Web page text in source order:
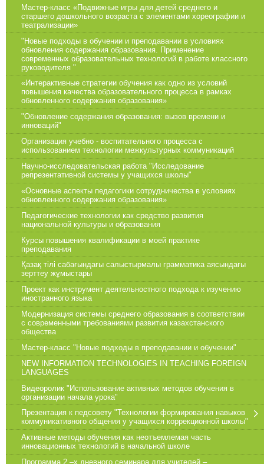
Мастер-класс «Подвижные игры для детей среднего и
старшего дошкольного возраста с элементами хореографии и
театрализации»
"Новые подходы в обучении и преподавании в условиях
обновления содержания образования. Применение
современных образовательных технологий в работе классного
руководителя "
«Интерактивные стратегии обучения как одно из условий
повышения качества образовательного процесса в рамках
обновленного содержания образования»
"Обновление содержания образования: вызов времени и
инноваций"
Организация учебно - воспитательного процесса с
использованием технологии межкультурных коммуникаций
Научно-исследовательская работа "Исследование
репрезентативной системы у учащихся школы"
«Основные аспекты педагогики сотрудничества в условиях
обновленного содержания образования»
Педагогические технологии как средство развития
национальной культуры и образования
Курсы повышения квалификации в моей практике
преподавания
Қазақ тілі сабағындағы салыстырмалы грамматика аясындағы
зерттеу жұмыстары
Проект как инструмент деятельностного подхода к изучению
иностранного языка
Модернизация системы среднего образования в соответствии
с современными требованиями развития казахстанского
общества
Мастер-класс "Новые подходы в преподавании и обучении"
NEW INFORMATION TECHNOLOGIES IN TEACHING FOREIGN
LANGUAGES
Видеоролик "Использование активных методов обучения в
организации начала урока"
Презентация к педсовету "Технологии формирования навыков
коммуникативного общения у учащихся коррекционной школы"
Активные методы обучения как неотъемлемая часть
инновационных технологий в начальной школе
Программа 2 –х дневного семинара для учителей –